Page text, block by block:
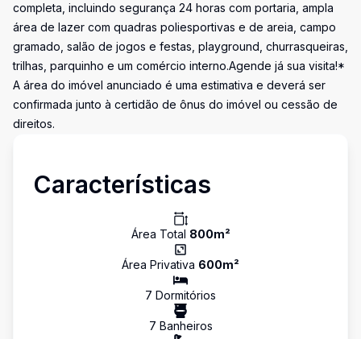
completa, incluindo segurança 24 horas com portaria, ampla
área de lazer com quadras poliesportivas e de areia, campo
gramado, salão de jogos e festas, playground, churrasqueiras,
trilhas, parquinho e um comércio interno.Agende já sua visita!*
A área do imóvel anunciado é uma estimativa e deverá ser
confirmada junto à certidão de ônus do imóvel ou cessão de
direitos.
Características
Área Total 800m²
Área Privativa 600m²
7 Dormitórios
7 Banheiros